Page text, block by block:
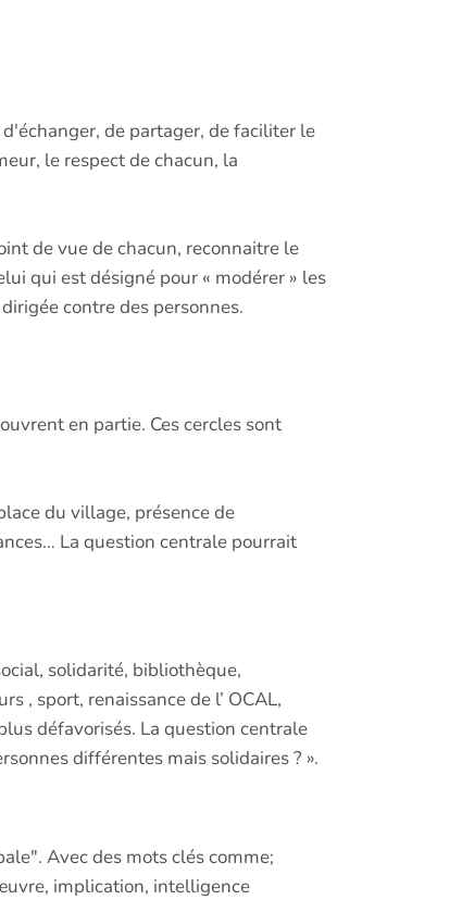
de partager, de faciliter le
le respect de chacun, la
de vue de chacun, reconnaitre le
qui est désigné pour « modérer » les
contre des personnes.
en partie. Ces cercles sont
du village, présence de
La question centrale pourrait
solidarité, bibliothèque,
, sport, renaissance de l’ OCAL,
défavorisés. La question centrale
différentes mais solidaires ? ».
Avec des mots clés comme;
implication, intelligence